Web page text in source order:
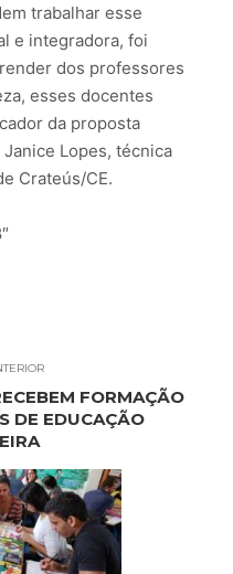
trabalhar esse
e integradora, foi
dos professores
esses docentes
da proposta
Lopes, técnica
Crateús/CE.
FORMAÇÃO
DE EDUCAÇÃO